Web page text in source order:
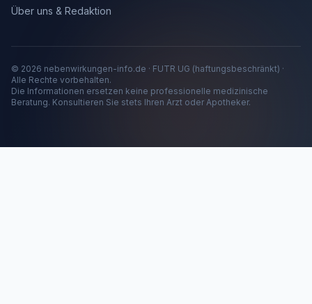
Über uns & Redaktion
© 2026 nebenwirkungen-info.de · FUTR UG (haftungsbeschränkt) ·
Alle Rechte vorbehalten.
Die Informationen ersetzen keine professionelle medizinische
Beratung. Konsultieren Sie stets Ihren Arzt oder Apotheker.